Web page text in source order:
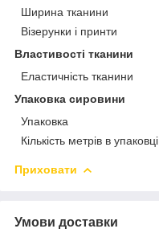
Ширина тканини
Візерунки і принти
Властивості тканини
Еластичність тканини
Упаковка сировини
Упаковка
Кількість метрів в упаковці
Приховати
Умови доставки